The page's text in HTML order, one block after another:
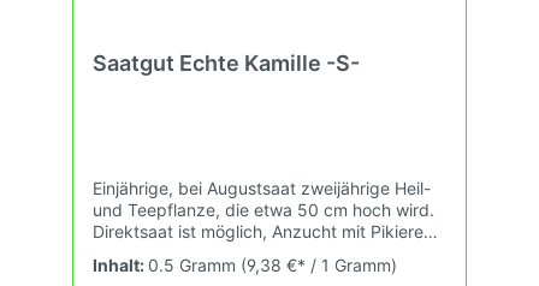
Saatgut Echte Kamille -S-
Einjährige, bei Augustsaat zweijährige Heil-
und Teepflanze, die etwa 50 cm hoch wird.
Direktsaat ist möglich, Anzucht mit Pikieren
in kleinen Büscheln und späteres
Verpflanzen ist jedoch sehr zu empfehlen.
Inhalt: 0.5 Gramm (9,38 €* / 1 Gramm)